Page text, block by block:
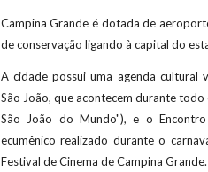
Campina Grande é dotada de
de conservação ligando à capital do
A cidade possui uma agenda cultural
São João, que acontecem durante
São João do Mundo"), e o
ecumênico realizado durante o
Festival de Cinema de Campina Grande.